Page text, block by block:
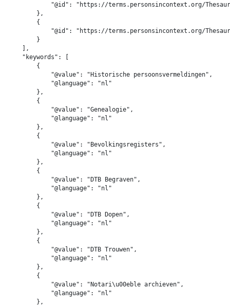
"@id": "https://terms.personsincontext.org/
        },
        {
"@id": "https://terms.personsincontext.org/
        }
    ],
    "keywords": [
        {
            "@value": "Historische persoonsvermeldingen",
            "@language": "nl"
        },
        {
            "@value": "Genealogie",
            "@language": "nl"
        },
        {
            "@value": "Bevolkingsregisters",
            "@language": "nl"
        },
        {
            "@value": "DTB Begraven",
            "@language": "nl"
        },
        {
            "@value": "DTB Dopen",
            "@language": "nl"
        },
        {
            "@value": "DTB Trouwen",
            "@language": "nl"
        },
        {
            "@value": "Notari\u00eble archieven",
            "@language": "nl"
        },